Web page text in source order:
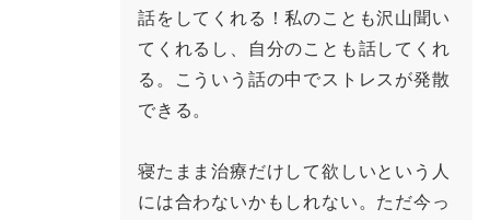
話をしてくれる！私のことも沢山聞い
てくれるし、自分のことも話してくれ
る。こういう話の中でストレスが発散
できる。
寝たまま治療だけして欲しいという人
には合わないかもしれない。ただ今っ